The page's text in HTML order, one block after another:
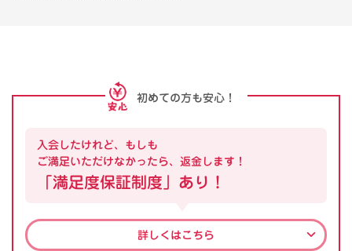
初めての方も安心！
入会したけれど、もしも
ご満足いただけなかったら、返金します！
「満足度保証制度」あり！
詳しくはこちら